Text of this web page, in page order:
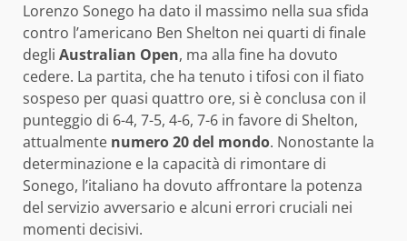
Lorenzo Sonego ha dato il massimo nella sua sfida
contro l’americano Ben Shelton nei quarti di finale
degli Australian Open, ma alla fine ha dovuto
cedere. La partita, che ha tenuto i tifosi con il fiato
sospeso per quasi quattro ore, si è conclusa con il
punteggio di 6-4, 7-5, 4-6, 7-6 in favore di Shelton,
attualmente numero 20 del mondo. Nonostante la
determinazione e la capacità di rimontare di
Sonego, l’italiano ha dovuto affrontare la potenza
del servizio avversario e alcuni errori cruciali nei
momenti decisivi.